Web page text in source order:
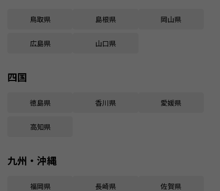
鳥取県 島根県 岡山県
広島県 山口県
四国
徳島県 香川県 愛媛県
高知県
九州・沖縄
福岡県 長崎県 佐賀県